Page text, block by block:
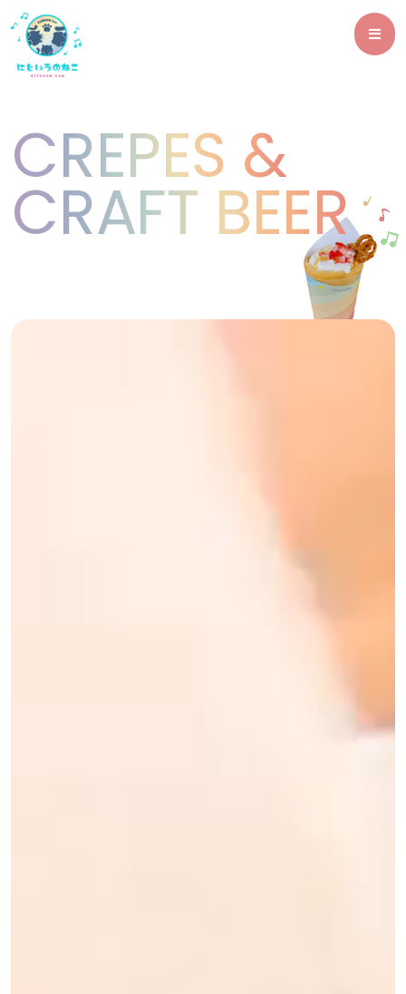
CREPES &
CRAFT BEER